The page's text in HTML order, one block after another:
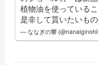
植物油を使っている
是非して貰いたいもの
— ななぎの響